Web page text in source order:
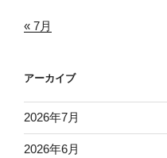
« 7月
アーカイブ
2026年7月
2026年6月